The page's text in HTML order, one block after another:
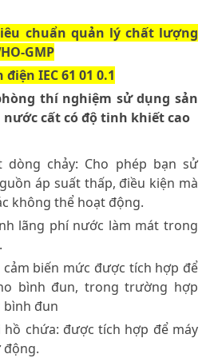
chuẩn quản lý chất lượng
GMP
IEC 61 01 0.1
thí nghiệm sử dụng sản
cất có độ tinh khiết cao
chảy: Cho phép bạn sử
áp suất thấp, điều kiện mà
không thể hoạt động.
lãng phí nước làm mát trong
biến mức được tích hợp để
bình đun, trong trường hợp
đun
hồ chứa: được tích hợp để máy
động.